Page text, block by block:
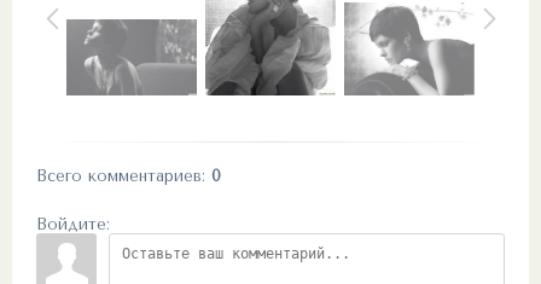
Всего комментариев: 0
Войдите: